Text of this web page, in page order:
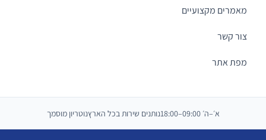
מאמרים מקצועיים
צור קשר
מפת אתר
א׳–ה׳ 09:00–18:00 נותנים שירות בכל הארץנוטריון מוסמך